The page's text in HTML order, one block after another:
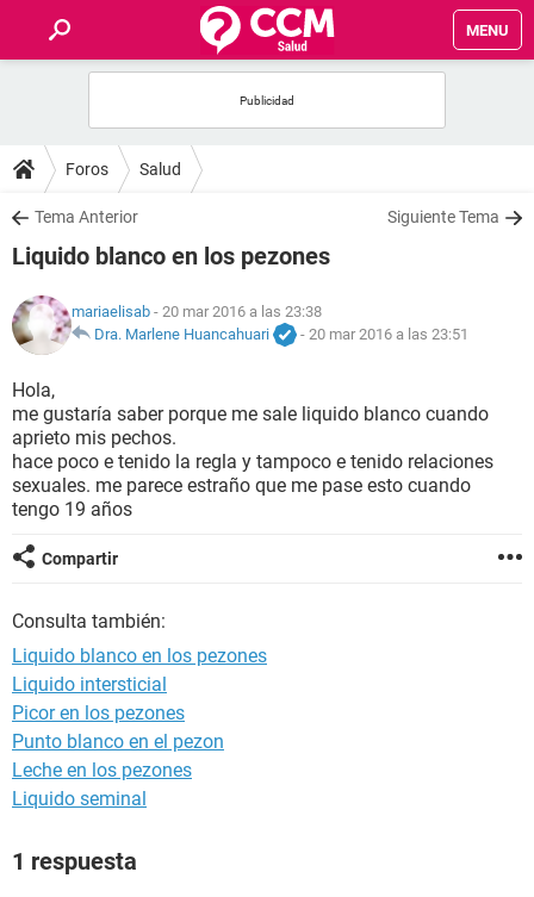
MENU
FOROS
SALUD
FAMILIA
NUTRICIÓN
BIENESTAR
SEXUALIDAD
GLOSARIO
Foros Salud
Tema Anterior Siguiente Tema
Liquido blanco en los pezones
mariaelisab - 20 mar 2016 a las 23:38
Dra. Marlene Huancahuari
- 20 mar 2016 a las 23:51
Hola,
me gustaría saber porque me sale liquido blanco cuando
aprieto mis pechos.
hace poco e tenido la regla y tampoco e tenido relaciones
sexuales. me parece estraño que me pase esto cuando
tengo 19 años
Compartir
Consulta también:
Liquido blanco en los pezones
Liquido intersticial
Picor en los pezones
Punto blanco en el pezon
Leche en los pezones
Liquido seminal
1 respuesta